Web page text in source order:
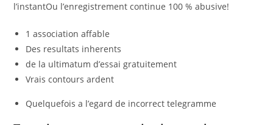
l’instantOu l’enregistrement continue 100 % abusive!
1 association affable
Des resultats inherents
de la ultimatum d’essai gratuitement
Vrais contours ardent
Quelquefois a l’egard de incorrect telegramme